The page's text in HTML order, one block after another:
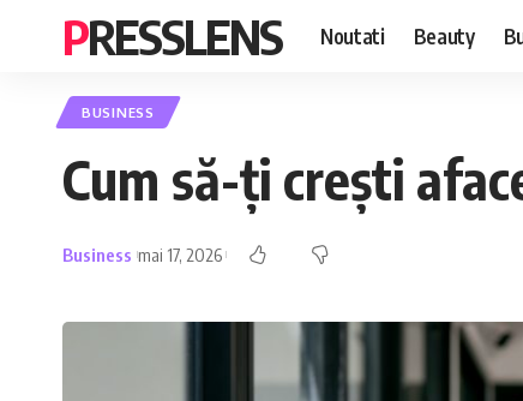
PRESSLENS Noutati Beauty
BUSINESS
Cum să-ți crești
Business mai 17, 2026